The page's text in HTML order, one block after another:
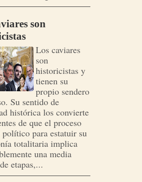
son
Los caviares
son
historicistas y
tienen su
propio sendero
Su sentido de
histórica los convierte
de que el proceso
para estatuir su
totalitaria implica
una media
etapas,...